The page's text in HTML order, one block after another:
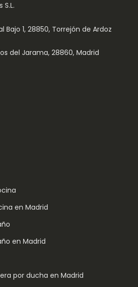
Bajo 1, 28850, Torrejón de Ardoz
del Jarama, 28860, Madrid
en Madrid
en Madrid
por ducha en Madrid